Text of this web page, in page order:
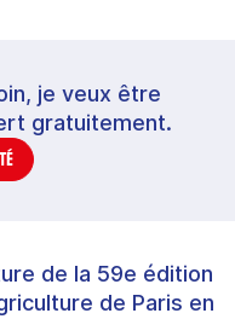
je veux être
gratuitement.
de la 59e édition
de Paris en